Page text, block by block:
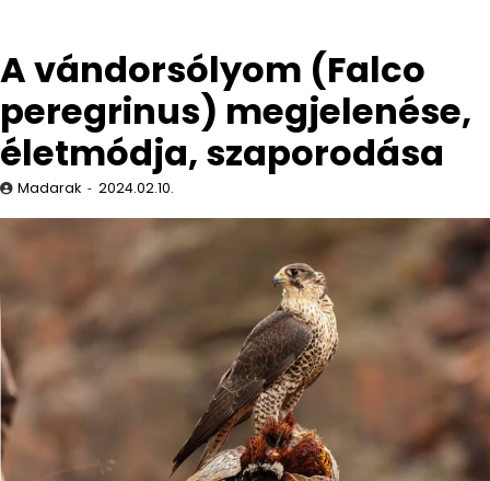
A vándorsólyom (Falco
peregrinus) megjelenése,
életmódja, szaporodása
Madarak 2024.02.10.